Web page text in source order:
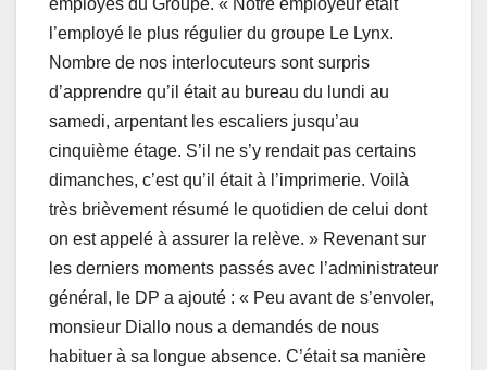
employés du Groupe. « Notre employeur était
l’employé le plus régulier du groupe Le Lynx.
Nombre de nos interlocuteurs sont surpris
d’apprendre qu’il était au bureau du lundi au
samedi, arpentant les escaliers jusqu’au
cinquième étage. S’il ne s’y rendait pas certains
dimanches, c’est qu’il était à l’imprimerie. Voilà
très brièvement résumé le quotidien de celui dont
on est appelé à assurer la relève. » Revenant sur
les derniers moments passés avec l’administrateur
général, le DP a ajouté : « Peu avant de s’envoler,
monsieur Diallo nous a demandés de nous
habituer à sa longue absence. C’était sa manière